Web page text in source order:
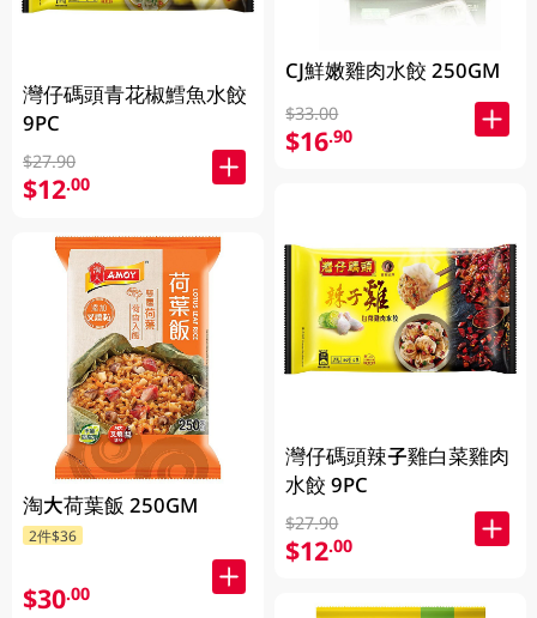
灣仔碼頭青花椒鱈魚水餃
9PC
$27.90
$12.00
淘大荷葉飯 250GM
2件$36
$30.00
CJ鮮嫩雞肉水餃 250GM
$33.00
$16.90
灣仔碼頭辣子雞白菜雞肉
水餃 9PC
$27.90
$12.00